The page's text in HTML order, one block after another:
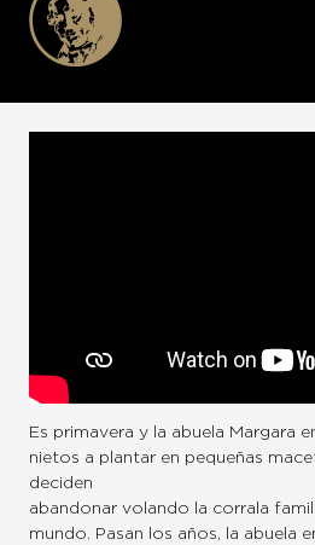
Es primavera y la abuela Margara
nietos a plantar en pequeñas
deciden
abandonar volando la corrala
mundo. Pasan los años, la abuela